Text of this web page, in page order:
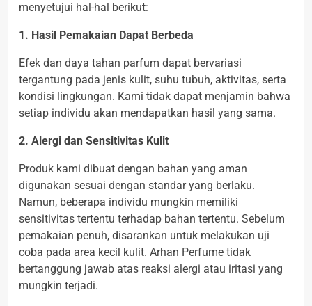
menyetujui hal-hal berikut:
1. Hasil Pemakaian Dapat Berbeda
Efek dan daya tahan parfum dapat bervariasi
tergantung pada jenis kulit, suhu tubuh, aktivitas, serta
kondisi lingkungan. Kami tidak dapat menjamin bahwa
setiap individu akan mendapatkan hasil yang sama.
2. Alergi dan Sensitivitas Kulit
Produk kami dibuat dengan bahan yang aman
digunakan sesuai dengan standar yang berlaku.
Namun, beberapa individu mungkin memiliki
sensitivitas tertentu terhadap bahan tertentu. Sebelum
pemakaian penuh, disarankan untuk melakukan uji
coba pada area kecil kulit. Arhan Perfume tidak
bertanggung jawab atas reaksi alergi atau iritasi yang
mungkin terjadi.